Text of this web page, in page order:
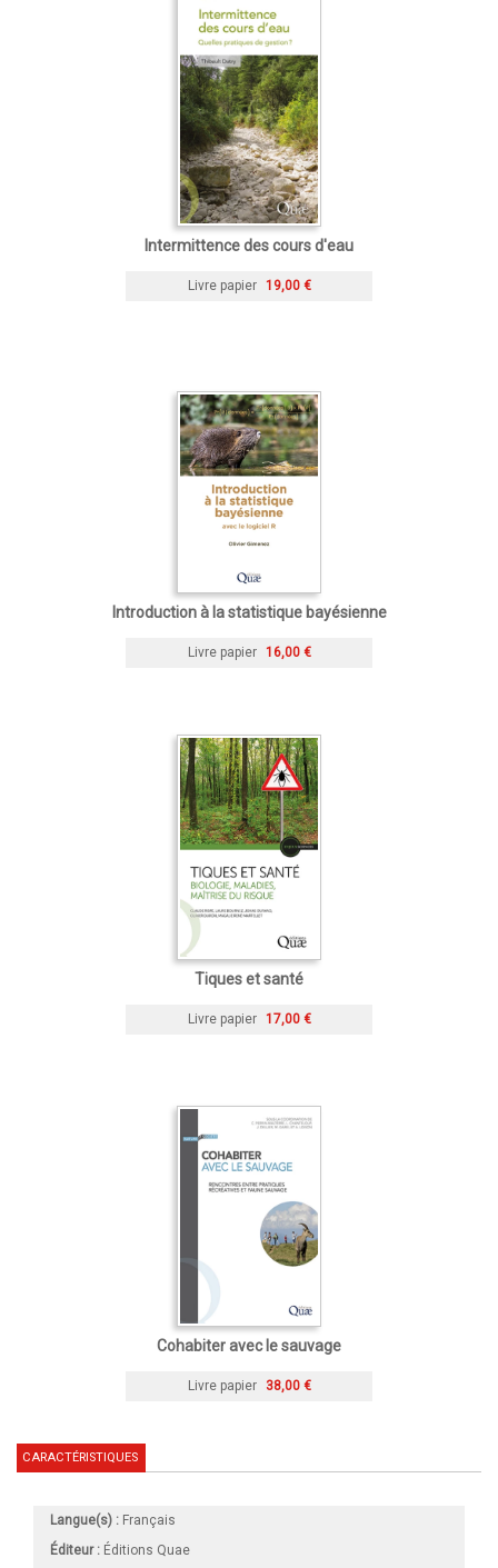
Intermittence des cours d'eau
Livre papier 19,00 €
Introduction à la statistique bayésienne
Livre papier 16,00 €
Tiques et santé
Livre papier 17,00 €
Cohabiter avec le sauvage
Livre papier 38,00 €
CARACTÉRISTIQUES
Langue(s) : Français
Éditeur : Éditions Quae